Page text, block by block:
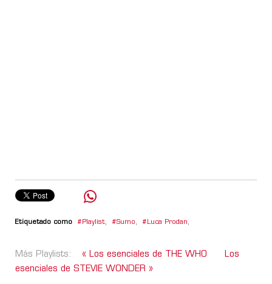
Etiquetado como Playlist, Sumo, Luca Prodan,
Más Playlists: « Los esenciales de THE WHO
Los
esenciales de STEVIE WONDER »